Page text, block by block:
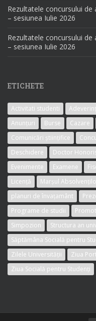
Rezultatele concursului
– sesiunea Iulie 2026
Rezultatele concursului
– sesiunea Iulie 2026
ETICHETE
Activitati studenti
Anunțuri
Burse Cazare
Comunicări științifice
Deschidere
Doctor
Evenimente
Examene
Licență
Marșul
planuri de învațamânt
Programe de studii
Simpozion
Structura an
Săptămâna Socială pentru
Zilele Universității
Ziua
Ziua Socială pentru Studenți